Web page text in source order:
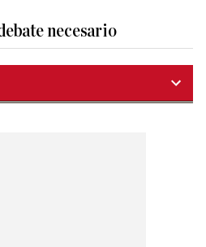
necesario